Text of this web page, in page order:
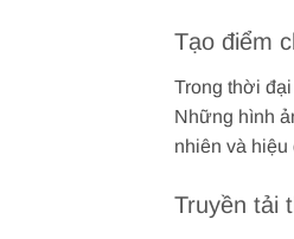
Tạo điểm
Trong thời
Những hình
nhiên và hiệu
Truyền tải